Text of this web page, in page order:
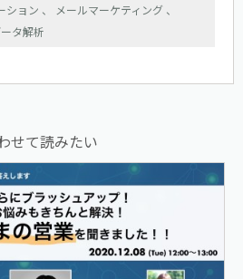
ション 、 メールマーケティング 、
タ解析
せて読みたい